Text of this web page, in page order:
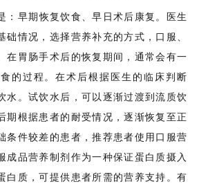
：早期恢复饮食、早日术后康复。医生
础情况，选择营养补充的方式，口服、
在胃肠手术后的恢复期间，通常会有一
的过程。在术后根据医生的临床判断
水。试饮水后，可以逐渐过渡到流质饮
期根据患者的耐受情况，逐渐恢复至正
条件较差的患者，推荐患者使用口服营
成品营养制剂作为一种保证蛋白质摄入
白质，可提供患者所需的营养支持。有